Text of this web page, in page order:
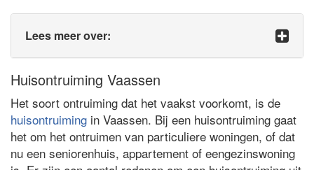
Lees meer over:
Huisontruiming Vaassen
Het soort ontruiming dat het vaakst voorkomt, is de
huisontruiming in Vaassen. Bij een huisontruiming gaat
het om het ontruimen van particuliere woningen, of dat
nu een seniorenhuis, appartement of eengezinswoning